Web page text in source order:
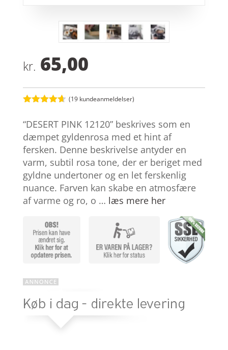
kr. 65,00
ud af 5
baseret på
kundebedø
mmelser
(19 kundeanmeldelser)
“DESERT PINK 12120” beskrives som en
dæmpet gyldenrosa med et hint af
fersken. Denne beskrivelse antyder en
varm, subtil rosa tone, der er beriget med
gyldne undertoner og en let ferskenlig
nuance. Farven kan skabe en atmosfære
af varme og ro, o … læs mere her